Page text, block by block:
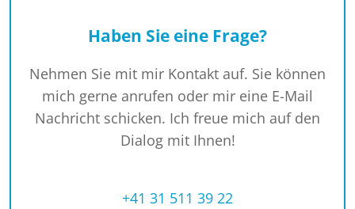
Haben Sie eine Frage?
Nehmen Sie mit mir Kontakt auf. Sie können
mich gerne anrufen oder mir eine E-Mail
Nachricht schicken. Ich freue mich auf den
Dialog mit Ihnen!
+41 31 511 39 22